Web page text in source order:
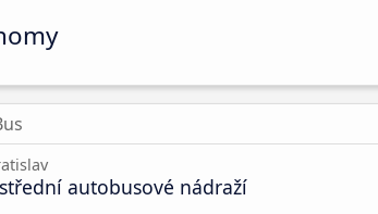
autobusové nádraží